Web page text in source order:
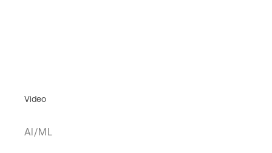
Video
AI/ML